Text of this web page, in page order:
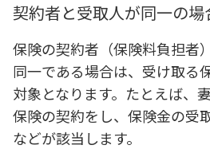
契約者と受取人が同一の場
保険の契約者（保険料負担者
同一である場合は、受け取る
対象となります。たとえば、
保険の契約をし、保険金の受
などが該当します。